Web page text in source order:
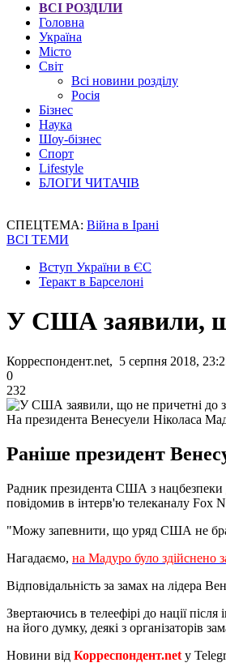
ВСІ РОЗДІЛИ
Головна
Україна
Місто
Світ
Всі новини розділу
Росія
Бізнес
Наука
Шоу-бізнес
Спорт
Lifestyle
БЛОГИ ЧИТАЧІВ
СПЕЦТЕМА: Війна в Ірані
ВСІ ТЕМИ
Вступ України в ЄС
Теракт в Барселоні
У США заявили,
Корреспондент.net, 5 серпня 2018,
0
232
На президента Венесуели Ніколаса
Раніше президент
Радник президента США з нацбезпеки
повідомив в інтерв'ю телеканалу Fox
"Можу запевнити, що уряд США не
Нагадаємо, на Мадуро було здійснено
Відповідальність за замах на лідера
Звертаючись в телеефірі до нації
на його думку, деякі з організаторів
Новини від Корреспондент.net у